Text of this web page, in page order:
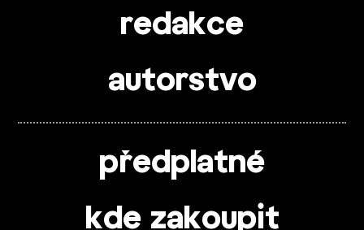
redakce
autorstvo
předplatné
kde zakoupit